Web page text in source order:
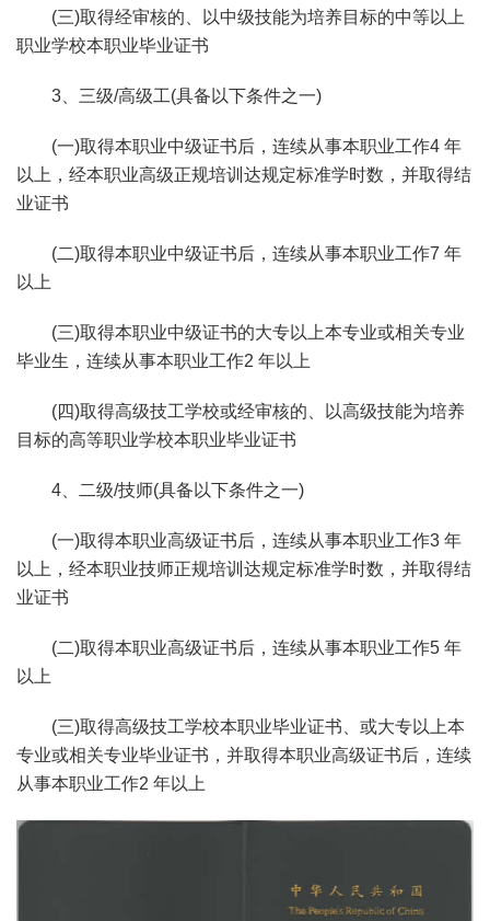
(三)取得经审核的、以中级技能为培养目标的中等以上
职业学校本职业毕业证书
3、三级/高级工(具备以下条件之一)
(一)取得本职业中级证书后，连续从事本职业工作4 年
以上，经本职业高级正规培训达规定标准学时数，并取得结
业证书
(二)取得本职业中级证书后，连续从事本职业工作7 年
以上
(三)取得本职业中级证书的大专以上本专业或相关专业
毕业生，连续从事本职业工作2 年以上
(四)取得高级技工学校或经审核的、以高级技能为培养
目标的高等职业学校本职业毕业证书
4、二级/技师(具备以下条件之一)
(一)取得本职业高级证书后，连续从事本职业工作3 年
以上，经本职业技师正规培训达规定标准学时数，并取得结
业证书
(二)取得本职业高级证书后，连续从事本职业工作5 年
以上
(三)取得高级技工学校本职业毕业证书、或大专以上本
专业或相关专业毕业证书，并取得本职业高级证书后，连续
从事本职业工作2 年以上